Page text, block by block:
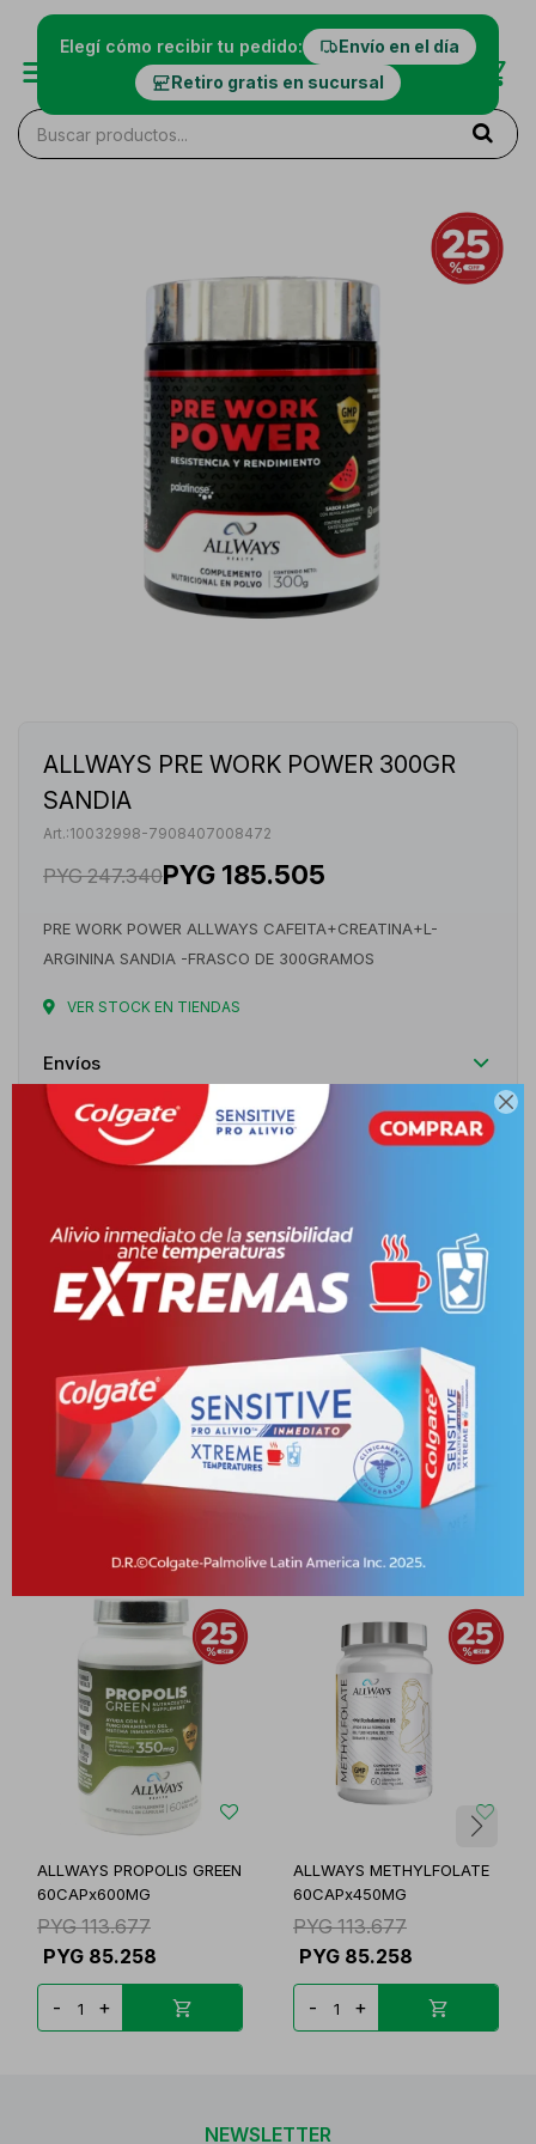

Elegí cómo recibir tu pedido:
Envío en el día
Retiro gratis en sucursal
ALLWAYS PRE WORK POWER 300GR
SANDIA
10032998-7908407008472
PYG 247.340PYG 185.505
PRE WORK POWER ALLWAYS CAFEITA+CREATINA+L-
ARGININA SANDIA -FRASCO DE 300GRAMOS
VER STOCK EN TIENDAS
Envíos
Cambios y Devoluciones
ALLWAYS PROPOLIS GREEN
60CAPx600MG
PYG 113.677
PYG 85.258
- +
ALLWAYS METHYLFOLATE
60CAPx450MG
PYG 113.677
PYG 85.258
- +
NEWSLETTER